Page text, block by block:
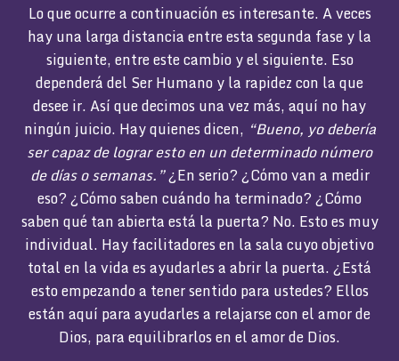
Lo que ocurre a continuación es interesante. A veces
hay una larga distancia entre esta segunda fase y la
siguiente, entre este cambio y el siguiente. Eso
dependerá del Ser Humano y la rapidez con la que
desee ir. Así que decimos una vez más, aquí no hay
ningún juicio. Hay quienes dicen, “Bueno, yo debería
ser capaz de lograr esto en un determinado número
de días o semanas.”¿En serio? ¿Cómo van a medir
eso? ¿Cómo saben cuándo ha terminado? ¿Cómo
saben qué tan abierta está la puerta? No. Esto es muy
individual. Hay facilitadores en la sala cuyo objetivo
total en la vida es ayudarles a abrir la puerta. ¿Está
esto empezando a tener sentido para ustedes? Ellos
están aquí para ayudarles a relajarse con el amor de
Dios, para equilibrarlos en el amor de Dios.